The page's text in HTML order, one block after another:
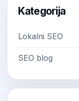
Kategorija
Lokalni SEO
SEO blog